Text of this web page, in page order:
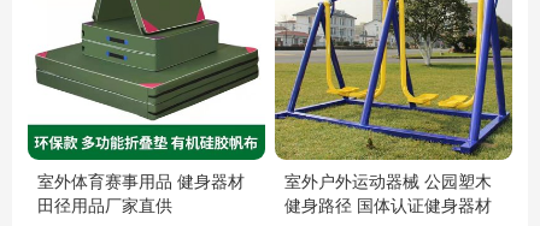
室外体育赛事用品 健身器材
田径用品厂家直供
室外户外运动器械 公园塑木
健身路径 国体认证健身器材